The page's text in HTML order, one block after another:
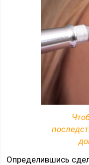
Определившись